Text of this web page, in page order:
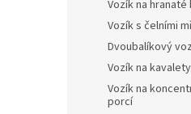
Vozík na hranaté
Vozík s čelními
Dvoubalíkový
Vozík na kavalety
Vozík na
porcí